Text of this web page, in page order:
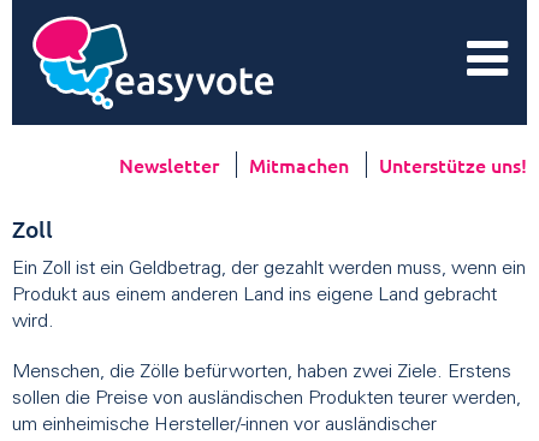
Newsletter Mitmachen Unterstütze uns!
Zoll
Ein Zoll ist ein Geldbetrag, der gezahlt werden muss, wenn ein
Produkt aus einem anderen Land ins eigene Land gebracht
wird.
Menschen, die Zölle befürworten, haben zwei Ziele. Erstens
sollen die Preise von ausländischen Produkten teurer werden,
um einheimische Hersteller/-innen vor ausländischer